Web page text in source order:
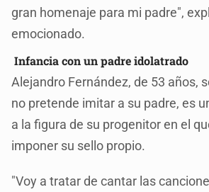
gran homenaje para mi padre",
emocionado.
Infancia con un padre idolatrado
Alejandro Fernández, de 53 años,
no pretende imitar a su padre, es
a la figura de su progenitor en el
imponer su sello propio.
"Voy a tratar de cantar las